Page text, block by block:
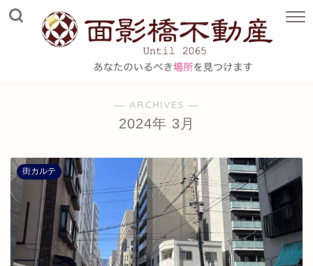
― ARCHIVES ―
2024年 3月
街カルテ